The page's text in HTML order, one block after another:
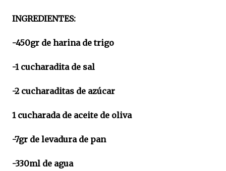
INGREDIENTES:
-450gr de harina de trigo
-1 cucharadita de sal
-2 cucharaditas de azúcar
1 cucharada de aceite de oliva
-7gr de levadura de pan
-330ml de agua